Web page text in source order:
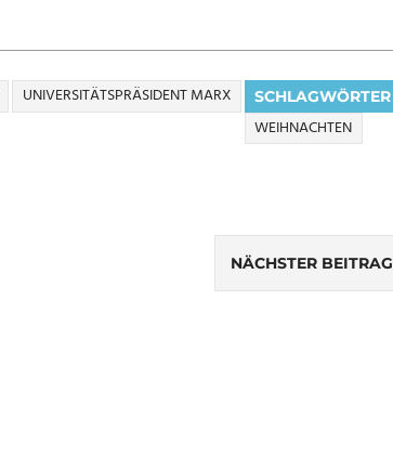
SCHLAGWÖRTER
UNIVERSITÄTSPRÄSIDENT MARX
WEIHNACHTEN
NÄCHSTER BEITRAG